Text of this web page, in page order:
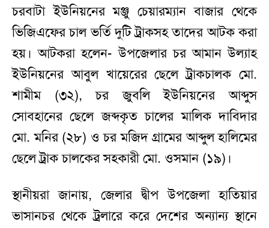
চরবাটা ইউনিয়নের মঞ্জু চেয়ারম্যান বাজার থেকে
ভিজিএফের চাল ভর্তি দুটি ট্রাকসহ তাদের আটক করা
হয়। আটকরা হলেন- উপজেলার চর আমান উল্যাহ
ইউনিয়নের আবুল খায়েরের ছেলে ট্রাকচালক মো.
শামীম (৩২), চর জুবলি ইউনিয়নের আব্দুস
সোবহানের ছেলে জব্দকৃত চালের মালিক দাবিদার
মো. মনির (২৮) ও চর মজিদ গ্রামের আব্দুল হালিমের
ছেলে ট্রাক চালকের সহকারী মো. ওসমান (১৯)।
স্থানীয়রা জানায়, জেলার দ্বীপ উপজেলা হাতিয়ার
ভাসানচর থেকে ট্রলারে করে দেশের অন্যান্য স্থানে